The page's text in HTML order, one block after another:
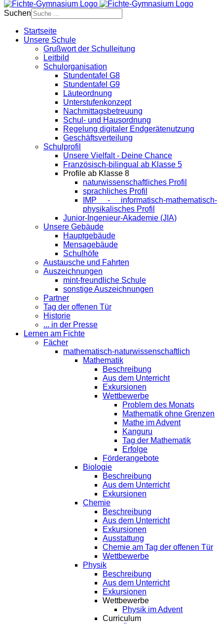
Suchen
Startseite
Unsere Schule
Grußwort der Schulleitung
Leitbild
Schulorganisation
Stundentafel G8
Stundentafel G9
Läuteordnung
Unterstufenkonzept
Nachmittagsbetreuung
Schul- und Hausordnung
Regelung digitaler Endgeräte­nutzung
Geschäftsverteilung
Schulprofil
Unsere Vielfalt - Deine Chance
Französisch-bilingual ab Klasse 5
Profile ab Klasse 8
naturwissenschaftliches Profil
sprachliches Profil
IMP - informatisch-mathematisch-
physikalisches Profil
Junior-Ingenieur-Akademie (JIA)
Unsere Gebäude
Hauptgebäude
Mensagebäude
Schulhöfe
Austausche und Fahrten
Auszeichnungen
mint-freundliche Schule
sonstige Auszeichnungen
Partner
Tag der offenen Tür
Historie
... in der Presse
Lernen am Fichte
Fächer
mathematisch-naturwissenschaftlich
Mathematik
Beschreibung
Aus dem Unterricht
Exkursionen
Wettbewerbe
Problem des Monats
Mathematik ohne Grenzen
Mathe im Advent
Kanguru
Tag der Mathematik
Erfolge
Förderangebote
Biologie
Beschreibung
Aus dem Unterricht
Exkursionen
Chemie
Beschreibung
Aus dem Unterricht
Exkursionen
Ausstattung
Chemie am Tag der offenen Tür
Wettbewerbe
Physik
Beschreibung
Aus dem Unterricht
Exkursionen
Wettbewerbe
Physik im Advent
Curriculum